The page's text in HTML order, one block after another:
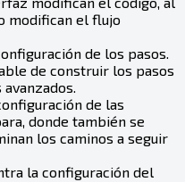
modifican el flujo
de los pasos.
de construir los pasos
de las
donde también se
los caminos a seguir
la configuración del